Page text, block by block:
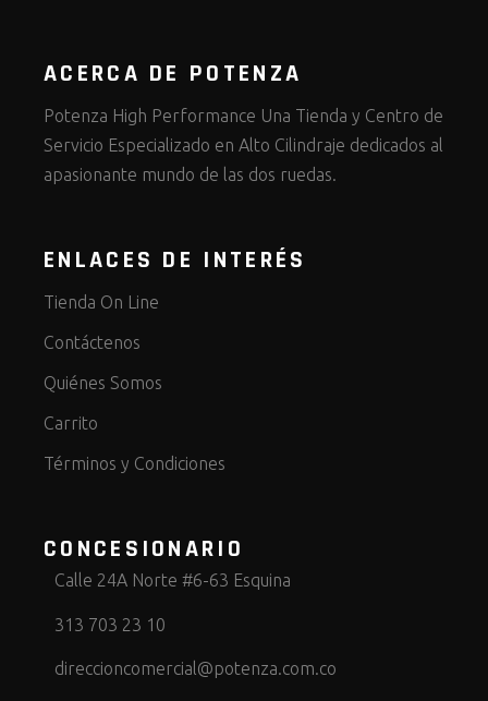
ACERCA DE POTENZA
Potenza High Performance Una Tienda y Centro de
Servicio Especializado en Alto Cilindraje dedicados al
apasionante mundo de las dos ruedas.
ENLACES DE INTERÉS
Tienda On Line
Contáctenos
Quiénes Somos
Carrito
Términos y Condiciones
CONCESIONARIO
Calle 24A Norte #6-63 Esquina
313 703 23 10
direccioncomercial@potenza.com.co